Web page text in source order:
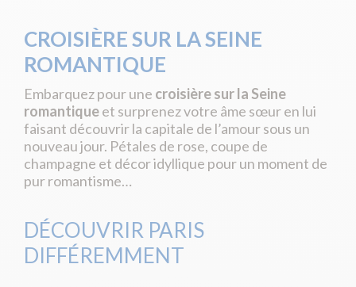
CROISIÈRE SUR LA SEINE
ROMANTIQUE
Embarquez pour une croisière sur la Seine
romantiqueet surprenez votre âme sœur en lui
faisant découvrir la capitale de l’amour sous un
nouveau jour. Pétales de rose, coupe de
champagne et décor idyllique pour un moment de
pur romantisme…
DÉCOUVRIR PARIS
DIFFÉREMMENT